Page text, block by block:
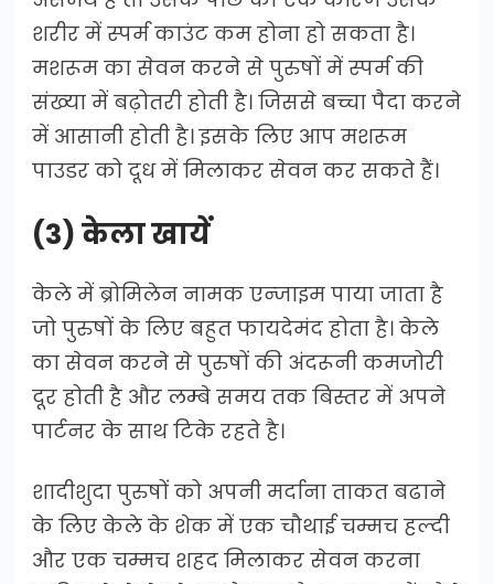
शरीर में स्‍पर्म काउंट कम होना हो सकता है।
मशरूम का सेवन करने से पुरुषों में स्‍पर्म की
संख्‍या में बढ़ोतरी होती है। जिससे बच्चा पैदा करने
में आसानी होती है। इसके लिए आप मशरूम
पाउडर को दूध में म‍िलाकर सेवन कर सकते हैं।
(3) केला खायें
केले में ब्रोमिलेन नामक एन्जाइम पाया जाता है
जो पुरुषों के लिए बहुत फायदेमंद होता है। केले
का सेवन करने से पुरुषों की अंदरूनी कमजोरी
दूर होती है और लम्बे समय तक बिस्तर में अपने
पार्टनर के साथ टिके रहते है।
शादीशुदा पुरुषों को अपनी मर्दाना ताकत बढाने
के लिए केले के शेक में एक चौथाई चम्मच हल्दी
और एक चम्मच शहद मिलाकर सेवन करना